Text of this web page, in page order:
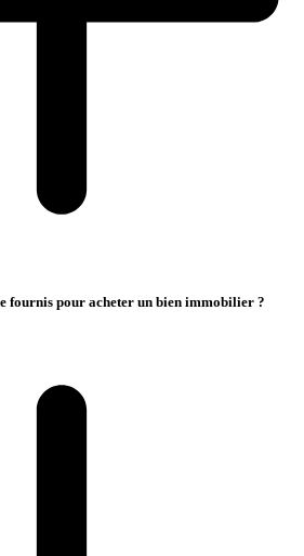
fournis pour acheter un bien immobilier ?